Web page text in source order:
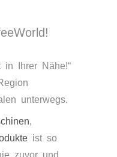
in Ihrer Nähe!“
unterwegs.
,
ist so
zuvor und